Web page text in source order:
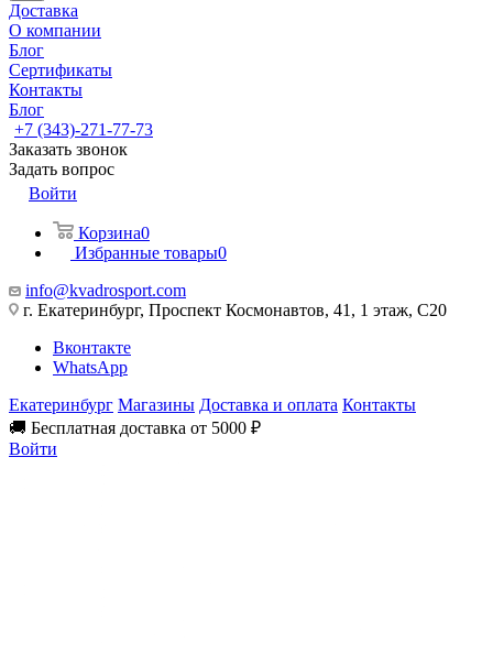
Доставка
О компании
Блог
Сертификаты
Контакты
Блог
+7 (343)-271-77-73
Заказать звонок
Задать вопрос
Войти
Корзина0
Избранные товары0
info@kvadrosport.com
г. Екатеринбург, Проспект Космонавтов, 41, 1 этаж, С20
Вконтакте
WhatsApp
Екатеринбург Магазины Доставка и оплата Контакты
🚚 Бесплатная доставка от 5000 ₽
Войти